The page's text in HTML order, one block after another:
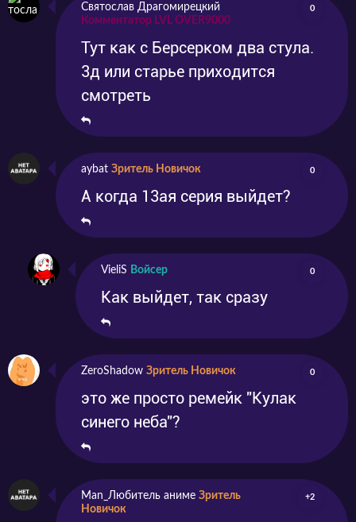
Святослав Драгомирецкий
Комментатор LVL OVER9000
0
Тут как с Берсерком два стула.
3д или старье приходится
смотреть
aybat Зритель Новичок 0
А когда 13ая серия выйдет?
VieliS Войсер 0
Как выйдет, так сразу
ZeroShadow Зритель Новичок 0
это же просто ремейк "Кулак
синего неба"?
Man_Любитель аниме Зритель
Новичок
+2